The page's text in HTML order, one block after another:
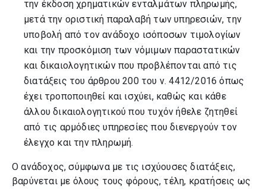
την έκδοση χρηματικών ενταλμάτων πληρωμής,
μετά την οριστική παραλαβή των υπηρεσιών, την
υποβολή από τον ανάδοχο ισόποσων τιμολογίων
και την προσκόμιση των νόμιμων παραστατικών
και δικαιολογητικών που προβλέπονται από τις
διατάξεις του άρθρου 200 του ν. 4412/2016 όπως
έχει τροποποιηθεί και ισχύει, καθώς και κάθε
άλλου δικαιολογητικού που τυχόν ήθελε ζητηθεί
από τις αρμόδιες υπηρεσίες που διενεργούν τον
έλεγχο και την πληρωμή.
Ο ανάδοχος, σύμφωνα με τις ισχύουσες διατάξεις,
βαρύνεται με όλους τους φόρους, τέλη, κρατήσεις ως